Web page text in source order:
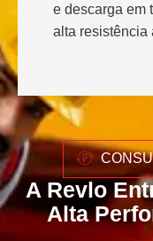
e descarga em
alta resistência
A Revlo
Alta